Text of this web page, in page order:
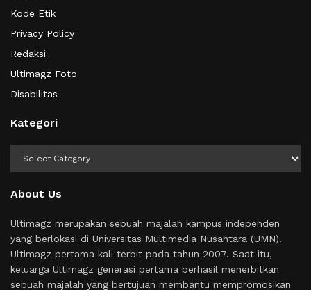
Kode Etik
Privacy Policy
Redaksi
Ultimagz Foto
Disabilitas
Kategori
About Us
Ultimagz merupakan sebuah majalah kampus independen
yang berlokasi di Universitas Multimedia Nusantara (UMN).
Ultimagz pertama kali terbit pada tahun 2007. Saat itu,
keluarga Ultimagz generasi pertama berhasil menerbitkan
sebuah majalah yang bertujuan membantu mempromosikan